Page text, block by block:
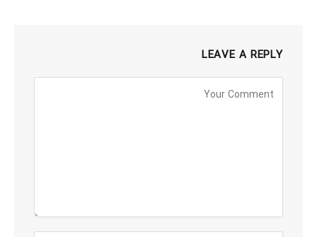
LEAVE A REPLY